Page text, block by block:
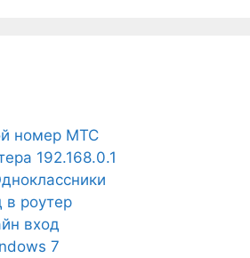
номер МТС
192.168.0.1
в роутер
вход
7